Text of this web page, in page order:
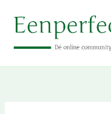
naar
inhoud